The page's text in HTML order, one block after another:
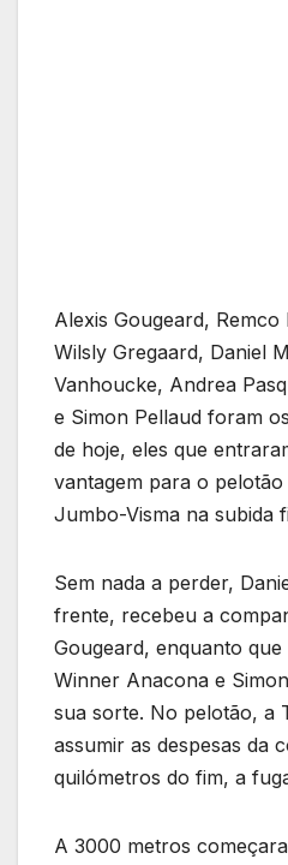
Alexis Gougeard,
Wilsly Gregaard, Daniel
Vanhoucke, Andrea
e Simon Pellaud foram
de hoje, eles que
vantagem para o
Jumbo-Visma na subida
Sem nada a perder,
frente, recebeu a
Gougeard, enquanto
Winner Anacona e
sua sorte. No pelotão, a
assumir as despesas da
quilómetros do fim, a
A 3000 metros